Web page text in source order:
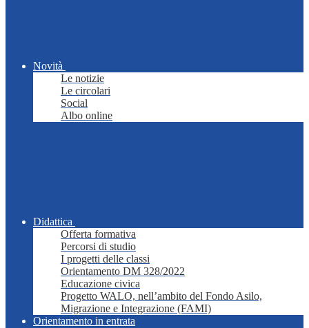
Novità
Le notizie
Le circolari
Social
Albo online
Didattica
Offerta formativa
Percorsi di studio
I progetti delle classi
Orientamento DM 328/2022
Educazione civica
Progetto WALO, nell’ambito del Fondo Asilo,
Migrazione e Integrazione (FAMI)
Orientamento in entrata